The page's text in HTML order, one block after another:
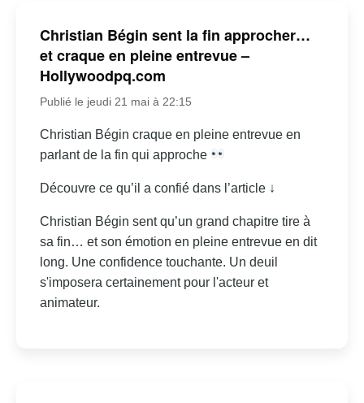
Christian Bégin sent la fin approcher…
et craque en pleine entrevue –
Hollywoodpq.com
Publié le jeudi 21 mai à 22:15
Christian Bégin craque en pleine entrevue en
parlant de la fin qui approche
Découvre ce qu’il a confié dans l’article ↓
Christian Bégin sent qu’un grand chapitre tire à
sa fin… et son émotion en pleine entrevue en dit
long. Une confidence touchante. Un deuil
s'imposera certainement pour l'acteur et
animateur.